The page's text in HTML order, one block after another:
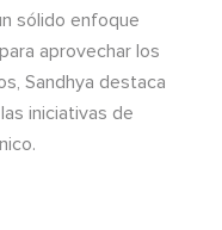
sólido enfoque
aprovechar los
Sandhya destaca
iniciativas de